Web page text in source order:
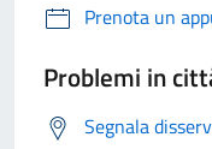
Prenota un
Problemi in
Segnala